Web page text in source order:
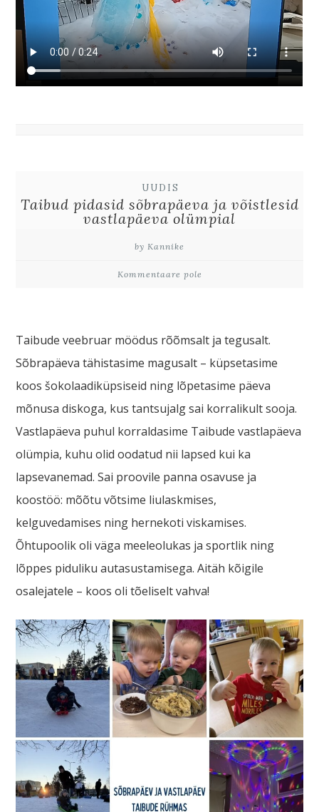
UUDIS
Taibud pidasid sõbrapäeva ja võistlesid
vastlapäeva olümpial
by Kannike
Kommentaare pole
Taibude veebruar möödus rõõmsalt ja tegusalt.
Sõbrapäeva tähistasime magusalt – küpsetasime
koos šokolaadiküpsiseid ning lõpetasime päeva
mõnusa diskoga, kus tantsujalg sai korralikult sooja.
Vastlapäeva puhul korraldasime Taibude vastlapäeva
olümpia, kuhu olid oodatud nii lapsed kui ka
lapsevanemad. Sai proovile panna osavuse ja
koostöö: mõõtu võtsime liulaskmises,
kelguvedamises ning hernekoti viskamises.
Õhtupoolik oli väga meeleolukas ja sportlik ning
lõppes piduliku autasustamisega. Aitäh kõigile
osalejatele – koos oli tõeliselt vahva!